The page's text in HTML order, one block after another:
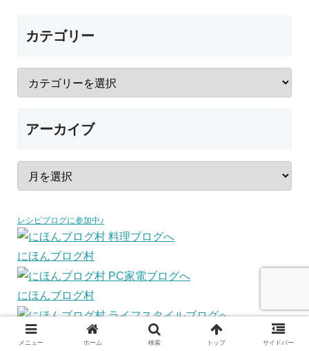
カテゴリー
アーカイブ
レシピブログに参加中♪
にほんブログ村
にほんブログ村
にほんブログ村
メニュー ホーム 検索 トップ サイドバー